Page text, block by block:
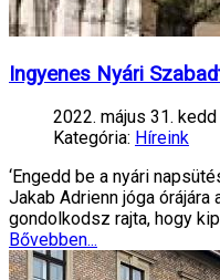
Ingyenes Nyári
2022. május 31. kedd
Kategória: Híreink
‘Engedd be a nyári
Jakab Adrienn jóga
gondolkodsz rajta, hogy
Bővebben...